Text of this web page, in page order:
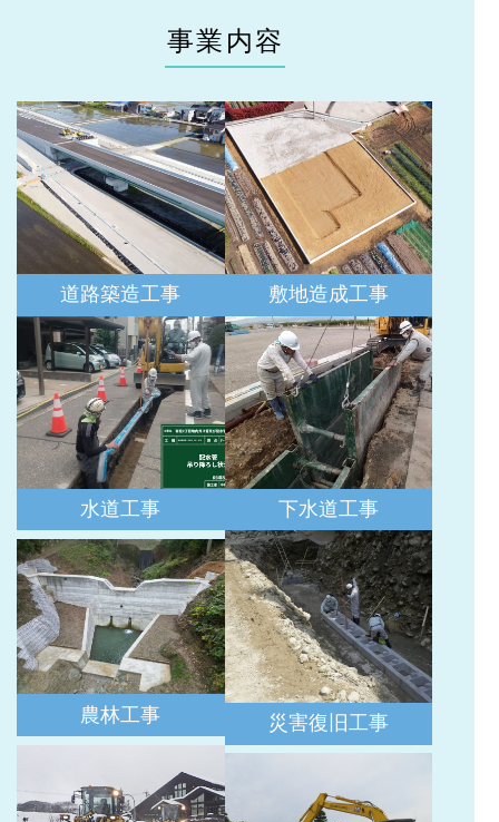
事業内容
道路築造工事 敷地造成工事
水道工事 下水道工事
農林工事 災害復旧工事